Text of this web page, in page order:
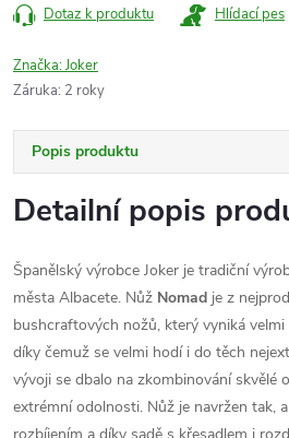
Dotaz k produktu Hlídací pes
Značka:Joker
Záruka: 2 roky
Popis produktu
Detailní popis
Španělský výrobce Joker je tradiční
města Albacete. Nůž Nomad je z
bushcraftových nožů, který vyniká
díky čemuž se velmi hodí i do těch
vývoji se dbalo na zkombinování skvělé
extrémní odolnosti. Nůž je navržen tak,